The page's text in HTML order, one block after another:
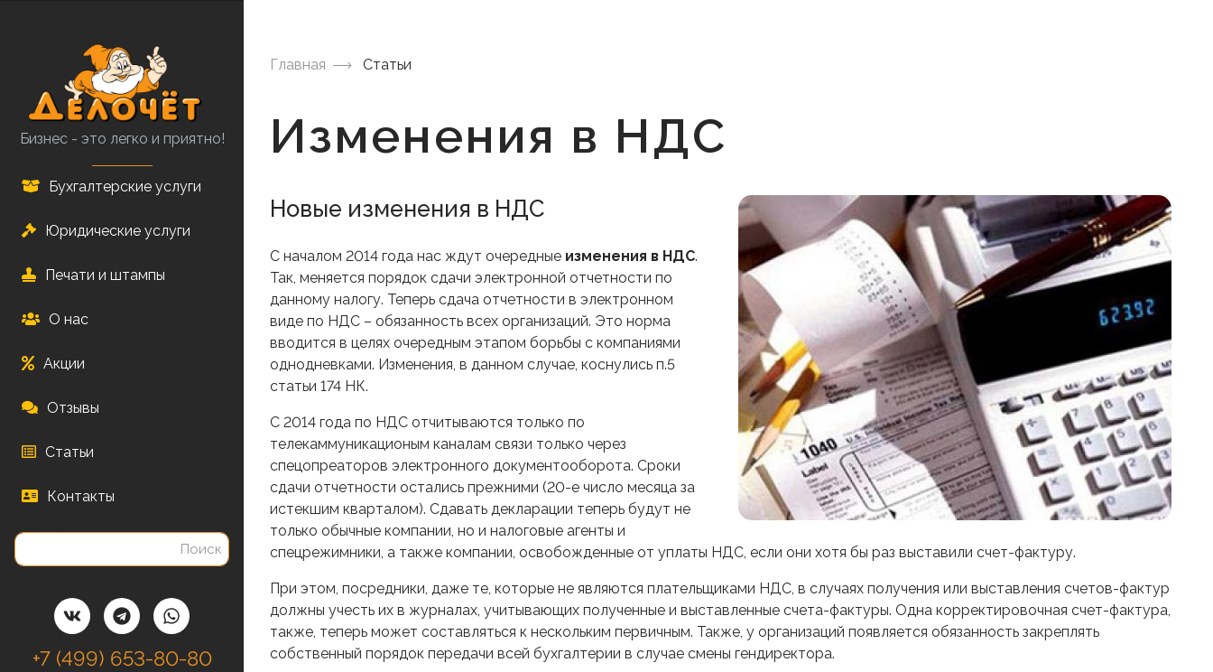
содержанию
Бизнес - это легко и приятно!
Бухгалтерские услуги
Юридические услуги
Печати и штампы
О нас
Акции
Отзывы
Статьи
Контакты
+7 (499) 653-80-80
Главная Статьи
Изменения в НДС
Новые изменения в НДС
С началом 2014 года нас ждут очередные изменения в НДС.
Так, меняется порядок сдачи электронной отчетности по
данному налогу. Теперь сдача отчетности в электронном
виде по НДС – обязанность всех организаций. Это норма
вводится в целях очередным этапом борьбы с компаниями
однодневками. Изменения, в данном случае, коснулись п.5
статьи 174 НК.
С 2014 года по НДС отчитываются только по
телекаммуникационым каналам связи только через
спецопреаторов электронного документооборота. Сроки
сдачи отчетности остались прежними (20-е число месяца за
истекшим кварталом). Сдавать декларации теперь будут не
только обычные компании, но и налоговые агенты и
спецрежимники, а также компании, освобожденные от уплаты НДС, если они хотя бы раз выставили счет-фактуру.
При этом, посредники, даже те, которые не являются плательщиками НДС, в случаях получения или выставления счетов-фактур
должны учесть их в журналах, учитывающих полученные и выставленные счета-фактуры. Одна корректировочная счет-фактура,
также, теперь может составляться к нескольким первичным. Также, у организаций появляется обязанность закреплять
собственный порядок передачи всей бухгалтерии в случае смены гендиректора.